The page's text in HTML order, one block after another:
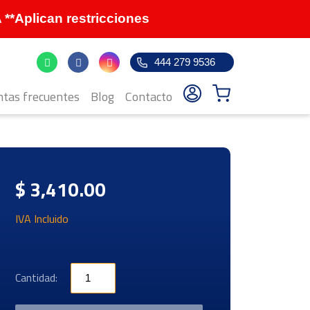
**Aplican restricciones
frecuentes Blog Contacto
444 279 9536
$ 3,410.00
IVA Incluido
Cantidad: